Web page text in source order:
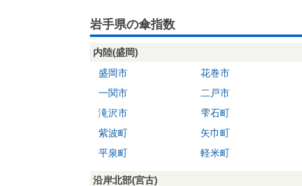
岩手県の傘指数
内陸(盛岡)
盛岡市
花巻市
一関市
二戸市
滝沢市
雫石町
紫波町
矢巾町
平泉町
軽米町
沿岸北部(宮古)